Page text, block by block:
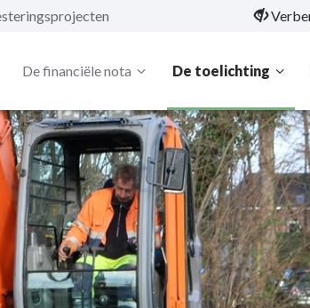
De financiële nota De toelichting